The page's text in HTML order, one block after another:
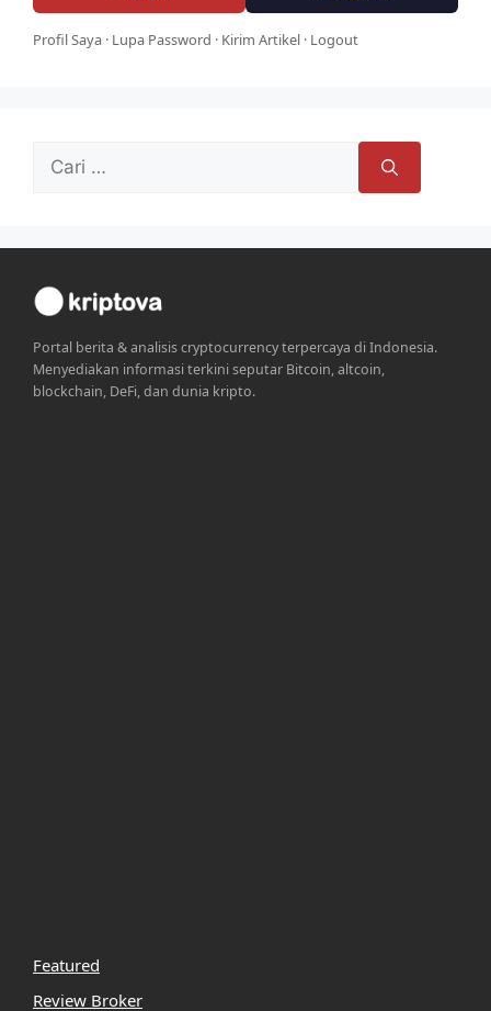
Profil Saya · Lupa Password · Kirim Artikel · Logout
Cari
Portal berita & analisis cryptocurrency terpercaya di Indonesia.
Menyediakan informasi terkini seputar Bitcoin, altcoin,
blockchain, DeFi, dan dunia kripto.
Featured
Review Broker